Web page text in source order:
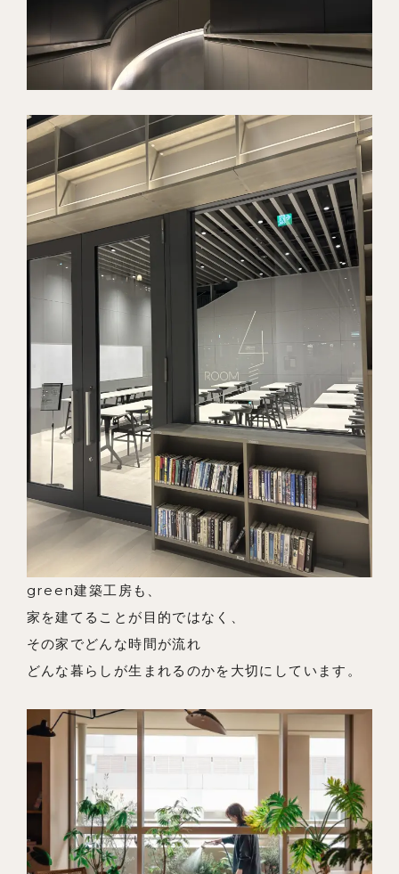
green建築工房も、
家を建てることが目的ではなく、
その家でどんな時間が流れ
どんな暮らしが生まれるのかを大切にしています。